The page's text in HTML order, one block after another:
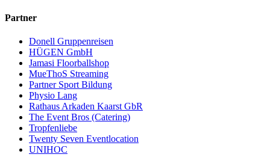
Partner
Donell Gruppenreisen
HÜGEN GmbH
Jamasi Floorballshop
MueThoS Streaming
Partner Sport Bildung
Physio Lang
Rathaus Arkaden Kaarst GbR
The Event Bros (Catering)
Tropfenliebe
Twenty Seven Eventlocation
UNIHOC